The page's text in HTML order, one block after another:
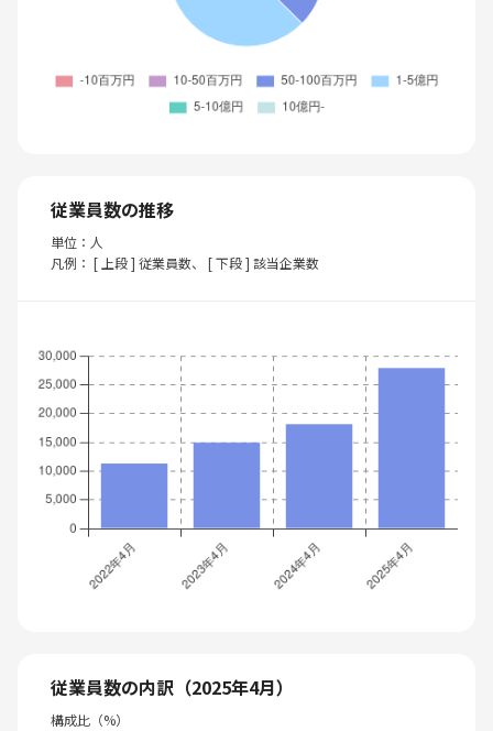
従業員数の推移
単位：人
凡例： [ 上段 ] 従業員数、 [ 下段 ] 該当企業数
従業員数の内訳（2025年4月）
構成比（%）